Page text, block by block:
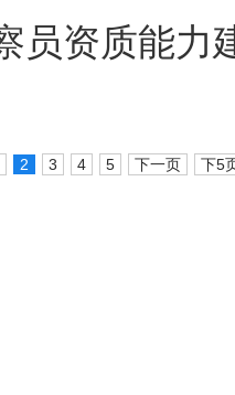
员资质能力
2 3 4 5 下一页 下5